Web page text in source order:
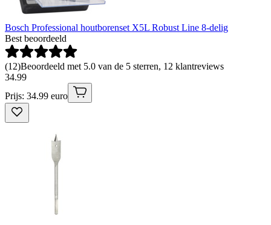
Bosch Professional houtborenset X5L Robust Line 8-delig
Best beoordeeld
(12)Beoordeeld met 5.0 van de 5 sterren, 12 klantreviews
34.99
Prijs: 34.99 euro